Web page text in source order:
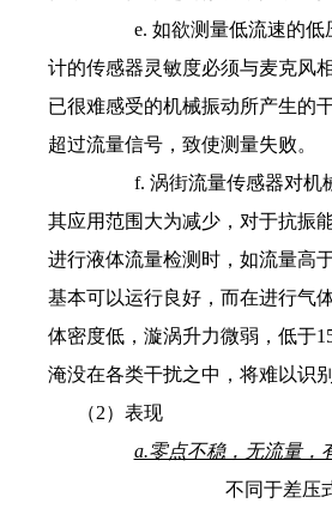
e. 如欲测量低流速的低压
计的传感器灵敏度必须与麦克风
已很难感受的机械振动所产生的
超过流量信号，致使测量失败。
f. 涡街流量传感器对机械
其应用范围大为减少，对于抗振
进行液体流量检测时，如流量高
基本可以运行良好，而在进行气
体密度低，漩涡升力微弱，低于
淹没在各类干扰之中，将难以识别
（2）表现
a.零点不稳，无流量，
不同于差压